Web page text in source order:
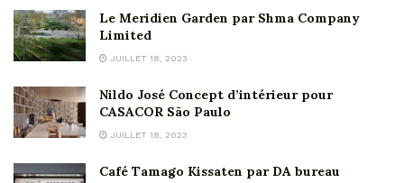
Le Meridien Garden par Shma Company
Limited
JUILLET 18, 2023
Nildo José Concept d’intérieur pour
CASACOR São Paulo
JUILLET 18, 2023
Café Tamago Kissaten par DA bureau